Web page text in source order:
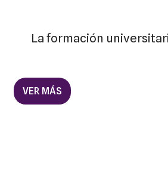
La formación
VER MÁS